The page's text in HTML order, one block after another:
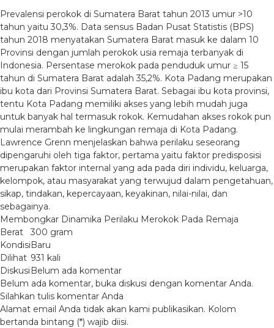
Prevalensi perokok di Sumatera Barat tahun 2013 umur >10
tahun yaitu 30,3%. Data sensus Badan Pusat Statistis (BPS)
tahun 2018 menyatakan Sumatera Barat masuk ke dalam 10
Provinsi dengan jumlah perokok usia remaja terbanyak di
Indonesia. Persentase merokok pada penduduk umur ≥ 15
tahun di Sumatera Barat adalah 35,2%. Kota Padang merupakan
ibu kota dari Provinsi Sumatera Barat. Sebagai ibu kota provinsi,
tentu Kota Padang memiliki akses yang lebih mudah juga
untuk banyak hal termasuk rokok. Kemudahan akses rokok pun
mulai merambah ke lingkungan remaja di Kota Padang.
Lawrence Grenn menjelaskan bahwa perilaku seseorang
dipengaruhi oleh tiga faktor, pertama yaitu faktor predisposisi
merupakan faktor internal yang ada pada diri individu, keluarga,
kelompok, atau masyarakat yang terwujud dalam pengetahuan,
sikap, tindakan, kepercayaan, keyakinan, nilai-nilai, dan
sebagainya.
Membongkar Dinamika Perilaku Merokok Pada Remaja
Berat
300 gram
KondisiBaru
Dilihat 931 kali
Diskusi Belum ada komentar
Belum ada komentar, buka diskusi dengan komentar Anda.
Silahkan tulis komentar Anda
Alamat email Anda tidak akan kami publikasikan. Kolom
bertanda bintang (*) wajib diisi.